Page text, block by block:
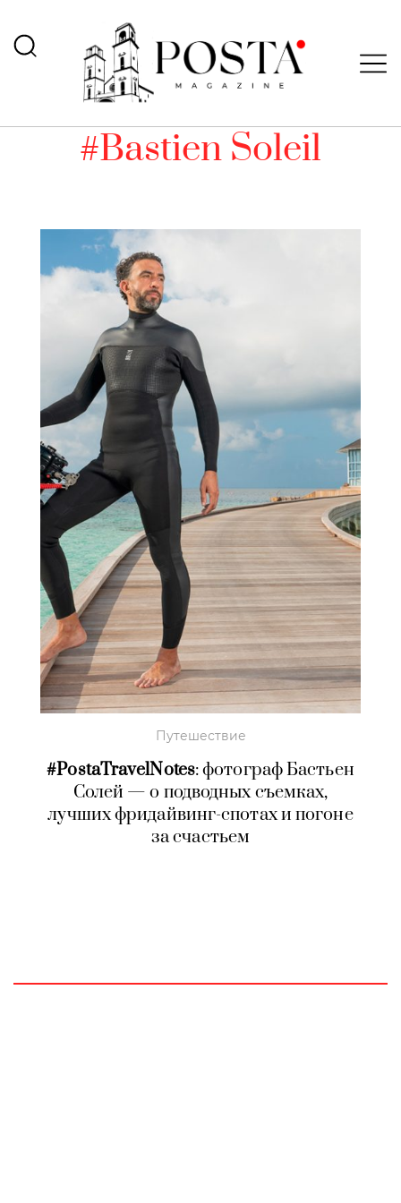
#Bastien Soleil
Путешествие
#PostaTravelNotes: фотограф Бастьен
Солей — о подводных съемках,
лучших фридайвинг-спотах и погоне
за счастьем